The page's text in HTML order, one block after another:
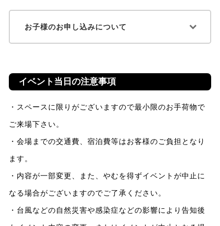
お子様のお申し込みについて
イベント当日の注意事項
・スペースに限りがございますので最小限のお手荷物で
ご来場下さい。
・会場までの交通費、宿泊費等はお客様のご負担となり
ます。
・内容が一部変更、また、やむを得ずイベントが中止に
なる場合がございますのでご了承ください。
・台風などの自然災害や感染症などの影響により告知後